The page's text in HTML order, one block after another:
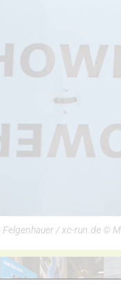
/ xc-run.de ©